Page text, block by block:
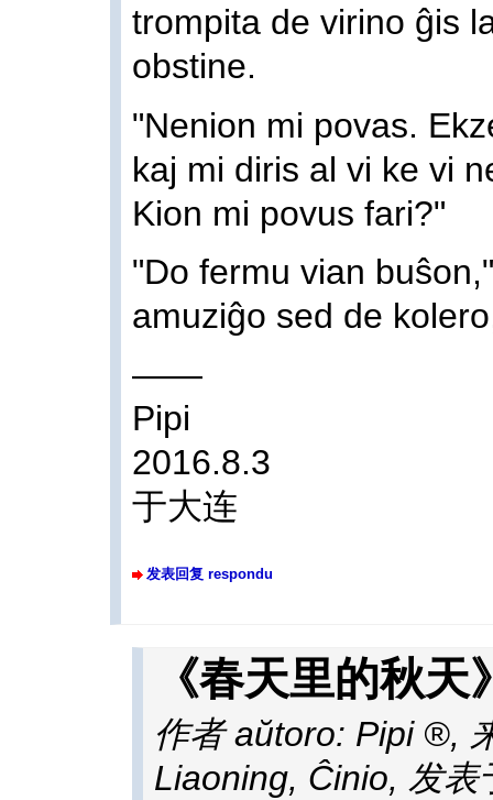
trompita de virino ĝis
obstine.
"Nenion mi povas.
kaj mi diris al vi ke vi
Kion mi povus fari?"
"Do fermu vian
amuziĝo sed de
——
Pipi
2016.8.3
于大连
发表回复 respondu
《春天里的秋
作者 aŭtoro: Pipi ,
Liaoning, Ĉinio, 发表